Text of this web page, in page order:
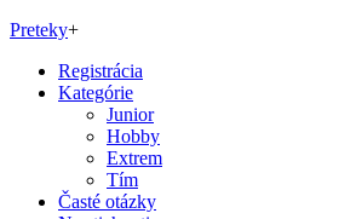
Preteky+
Registrácia
Kategórie
Junior
Hobby
Extrem
Tím
Časté otázky